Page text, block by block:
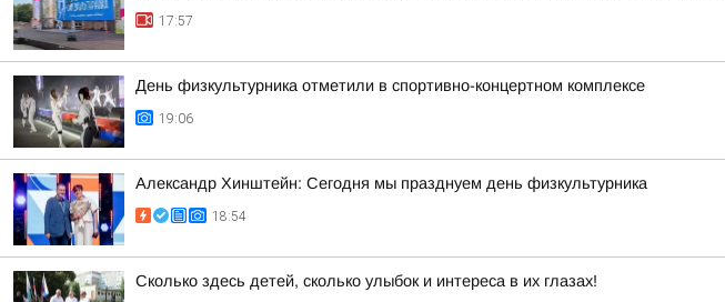
17:57
День физкультурника отметили в спортивно-концертном комплексе
19:06
Александр Хинштейн: Сегодня мы празднуем день физкультурника
18:54
Сколько здесь детей, сколько улыбок и интереса в их глазах!